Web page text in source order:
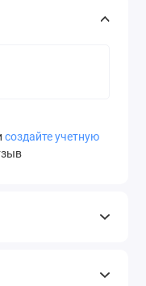
создайте учетную